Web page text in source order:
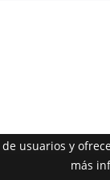
usuarios y
más